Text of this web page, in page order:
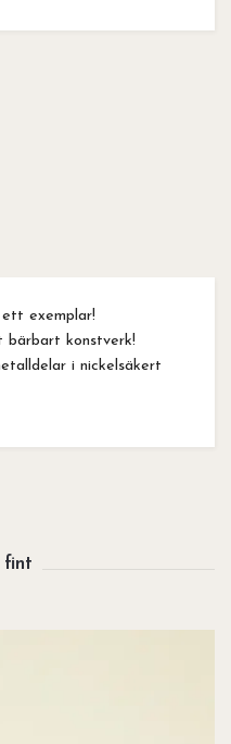
ett exemplar!
bärbart konstverk!
i nickelsäkert